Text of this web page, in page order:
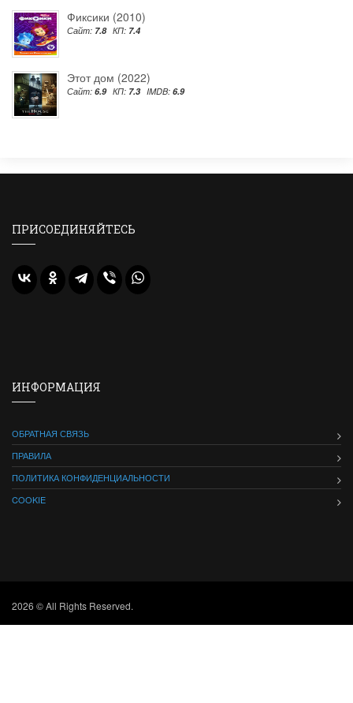
Фиксики (2010)
Сайт: 7.8 КП: 7.4
Этот дом (2022)
Сайт: 6.9 КП: 7.3 IMDB: 6.9
ПРИСОЕДИНЯЙТЕСЬ
ИНФОРМАЦИЯ
ОБРАТНАЯ СВЯЗЬ
ПРАВИЛА
ПОЛИТИКА КОНФИДЕНЦИАЛЬНОСТИ
COOKIE
2026 © All Rights Reserved.